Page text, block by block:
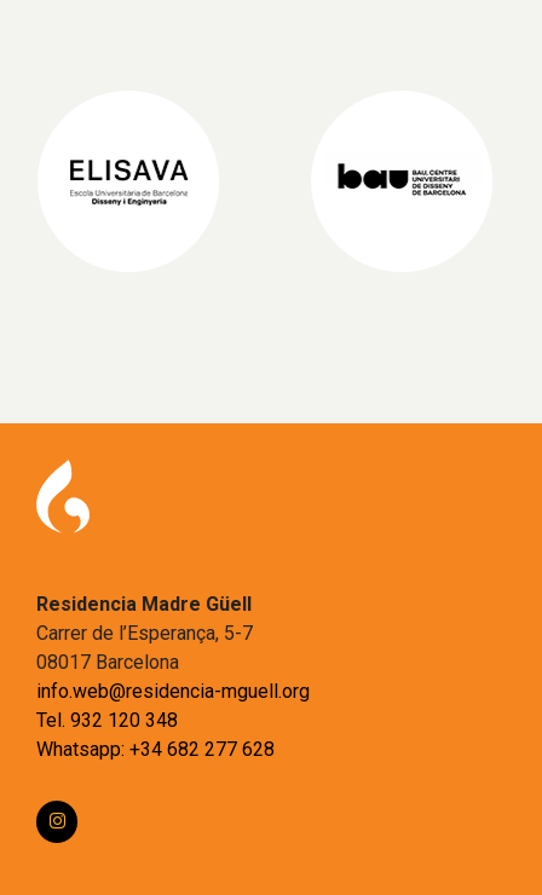
Residencia Madre Güell
Carrer de l’Esperança, 5-7
08017 Barcelona
info.web@residencia-mguell.org
Tel. 932 120 348
Whatsapp: +34 682 277 628